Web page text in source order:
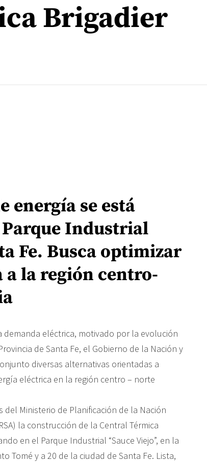
Brigadier
energía se está
Industrial
Fe. Busca optimizar
a la región centro-
eléctrica, motivado por la evolución
de Santa Fe, el Gobierno de la Nación y
diversas alternativas orientadas a
eléctrica en la región centro – norte
Ministerio de Planificación de la Nación
la construcción de la Central Térmica
en el Parque Industrial “Sauce Viejo”, en la
Tomé y a 20 de la ciudad de Santa Fe. Lista,